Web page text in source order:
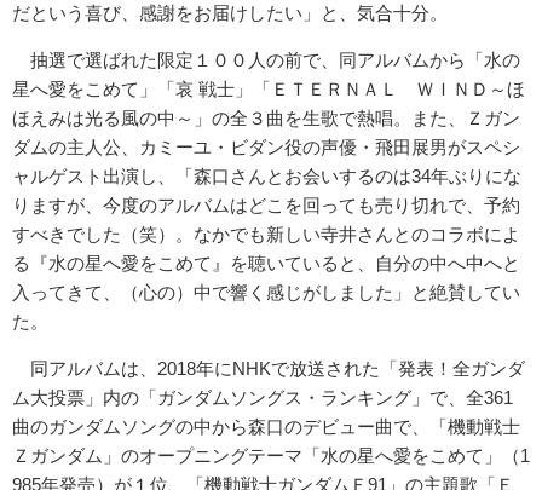
だという喜び、感謝をお届けしたい」と、気合十分。
抽選で選ばれた限定１００人の前で、同アルバムから「水の
星へ愛をこめて」「哀 戦士」「ＥＴＥＲＮＡＬ ＷＩＮＤ～ほ
ほえみは光る風の中～」の全３曲を生歌で熱唱。また、Ｚガン
ダムの主人公、カミーユ・ビダン役の声優・飛田展男がスペシ
ャルゲスト出演し、「森口さんとお会いするのは34年ぶりにな
りますが、今度のアルバムはどこを回っても売り切れで、予約
すべきでした（笑）。なかでも新しい寺井さんとのコラボによ
る『水の星へ愛をこめて』を聴いていると、自分の中へ中へと
入ってきて、（心の）中で響く感じがしました」と絶賛してい
た。
同アルバムは、2018年にNHKで放送された「発表！全ガンダ
ム大投票」内の「ガンダムソングス・ランキング」で、全361
曲のガンダムソングの中から森口のデビュー曲で、「機動戦士
Ｚガンダム」のオープニングテーマ「水の星へ愛をこめて」（1
985年発売）が１位、「機動戦士ガンダムＦ91」の主題歌「Ｅ